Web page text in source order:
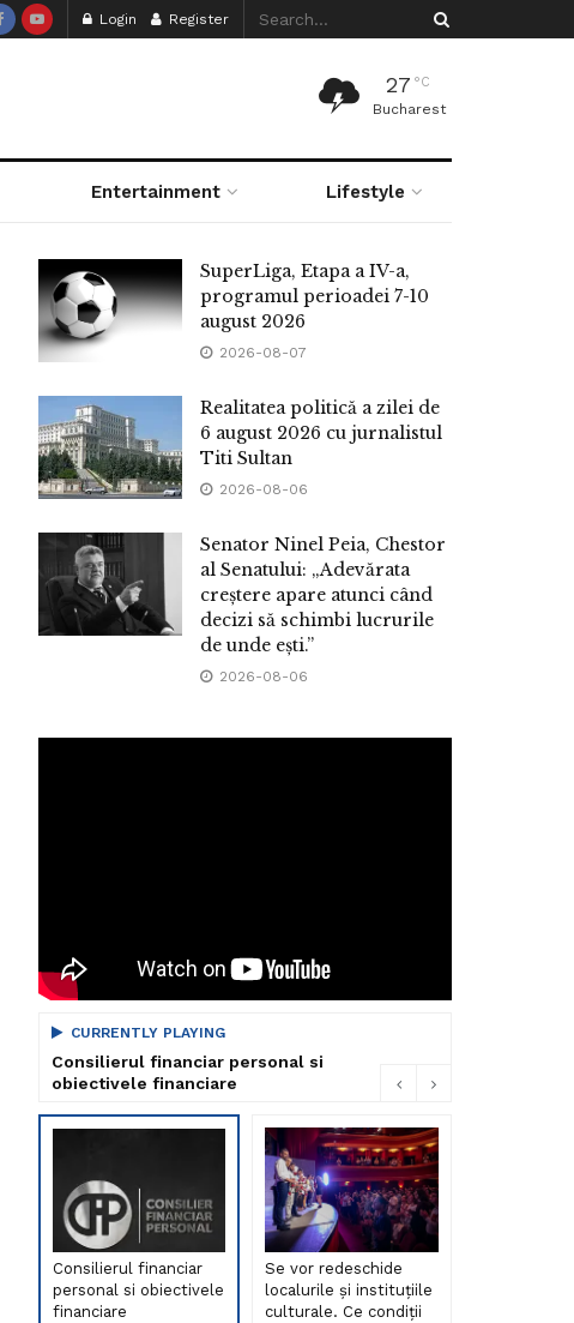
Login Register
27 °C
Bucharest
Entertainment Lifestyle
SuperLiga, Etapa a IV-a,
programul perioadei 7-10
august 2026
2026-08-07
Realitatea politică a zilei de
6 august 2026 cu jurnalistul
Titi Sultan
2026-08-06
Senator Ninel Peia, Chestor
al Senatului: „Adevărata
creștere apare atunci când
decizi să schimbi lucrurile
de unde ești.”
2026-08-06
CURRENTLY PLAYING
Consilierul financiar personal si
obiectivele financiare
Consilierul financiar
personal si obiectivele
financiare
Se vor redeschide
localurile și instituțiile
culturale. Ce condiții